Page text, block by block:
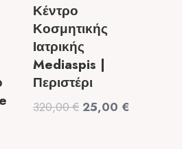
Κέντρο
Κοσμητικής
Ιατρικής
Mediaspis |
Περιστέρι
320,00€ Original
25,00 €